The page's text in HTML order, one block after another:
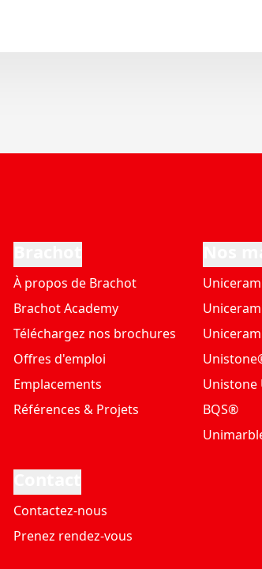
À propos de Brachot
Brachot Academy
Téléchargez nos brochures
Offres d'emploi
Emplacements
Références & Projets
BQS®
Contactez-nous
Prenez rendez-vous